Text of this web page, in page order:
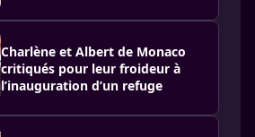
Charlène et Albert de Monaco
critiqués pour leur froideur à
l’inauguration d’un refuge